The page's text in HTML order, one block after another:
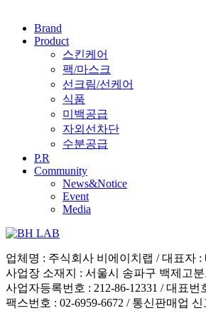
Brand
Product
스킨케어
팩/마스크
선크림/선케어
식품
미백공급
자외선차단
수분공급
P.R
Community
News&Notice
Event
Media
업체명 : 주식회사 비에이치랩 / 대표자
사업장 소재지 : 서울시 송파구 백제고
사업자등록번호 : 212-86-12331 / 대표번
팩스번호 : 02-6959-6672 / 통신판매업